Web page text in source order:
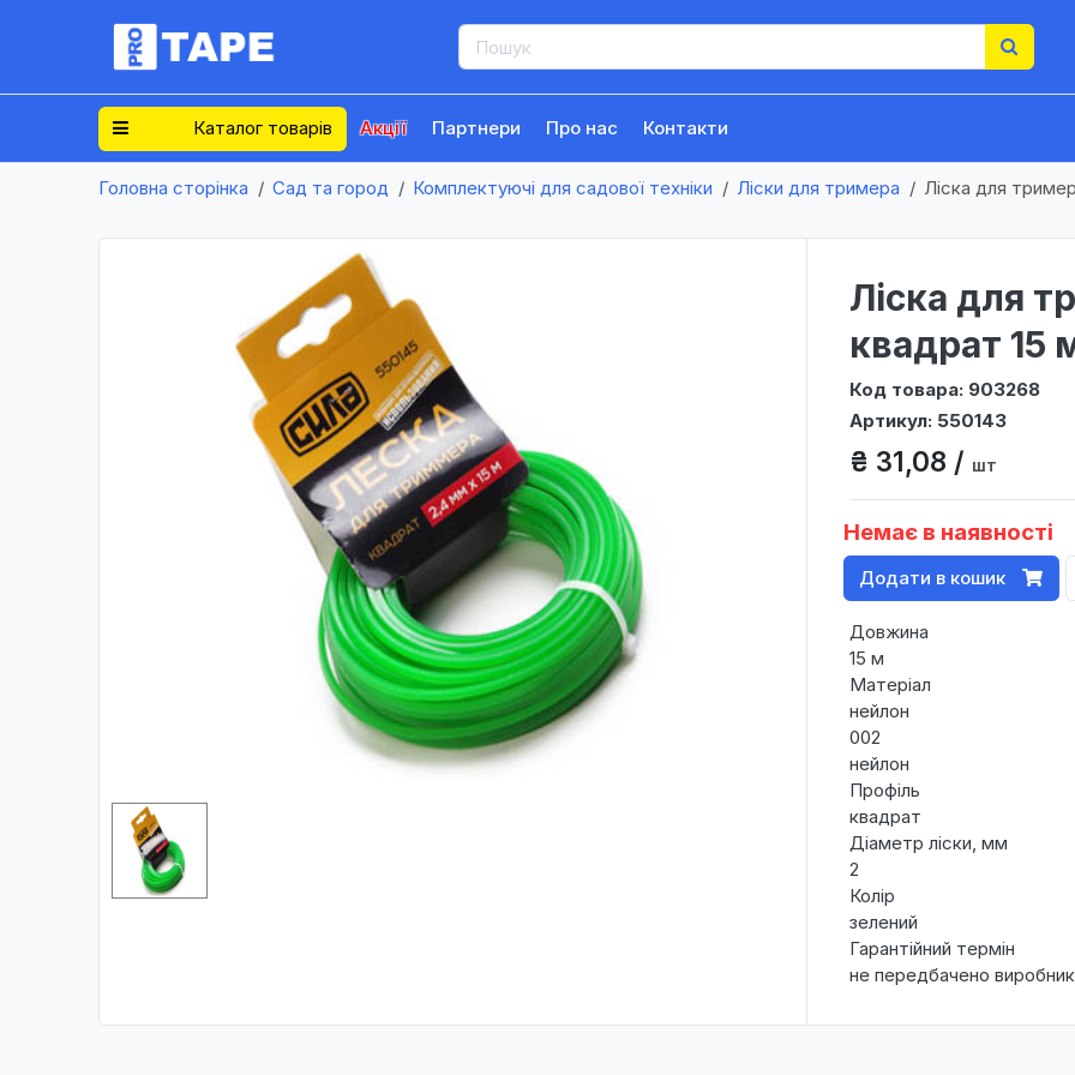
Каталог товарів Акції Партнери Про нас Контакти
Головна сторінка Сад та город Комплектуючі для садової техніки Ліски для тримера Лiска для
Лiска для
квадрат 15
Код товара: 903268
Артикул: 550143
₴ 31,08 / шт
Немає в наявності
Додати в кошик
Довжина
15 м
Матеріал
нейлон
002
нейлон
Профіль
квадрат
Діаметр ліски, мм
2
Колір
зелений
Гарантійний термін
не передбачено